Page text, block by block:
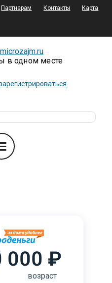
Партнерам Контакты
Карта
в одном месте
000 ₽
возраст